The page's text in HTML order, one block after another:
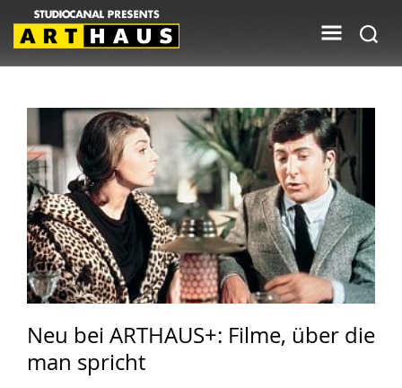
Neu bei ARTHAUS+: Filme, über die
man spricht